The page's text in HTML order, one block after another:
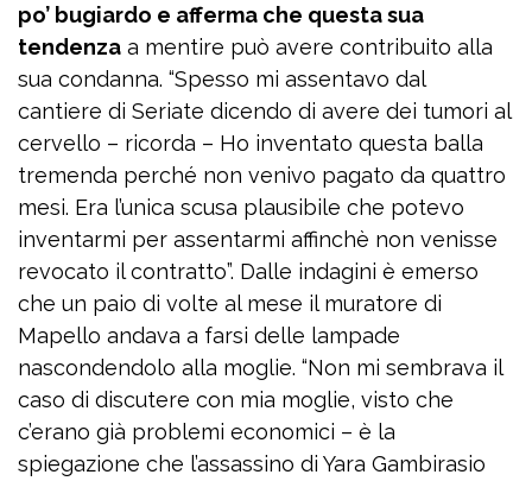
po’ bugiardo e afferma che questa sua
tendenza a mentire può avere contribuito alla
sua condanna. “Spesso mi assentavo dal
cantiere di Seriate dicendo di avere dei tumori al
cervello – ricorda – Ho inventato questa balla
tremenda perché non venivo pagato da quattro
mesi. Era l’unica scusa plausibile che potevo
inventarmi per assentarmi affinchè non venisse
revocato il contratto”. Dalle indagini è emerso
che un paio di volte al mese il muratore di
Mapello andava a farsi delle lampade
nascondendolo alla moglie. “Non mi sembrava il
caso di discutere con mia moglie, visto che
c’erano già problemi economici – è la
spiegazione che l’assassino di Yara Gambirasio